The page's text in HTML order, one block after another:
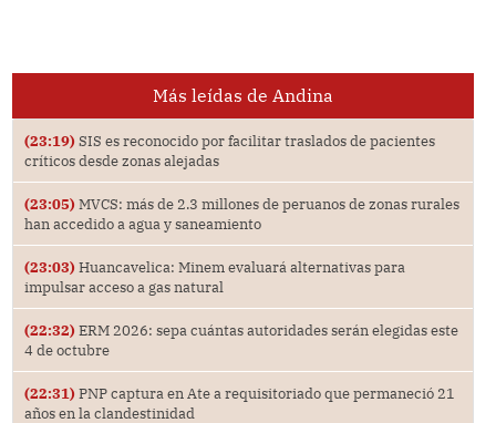
Más leídas de Andina
(23:19) SIS es reconocido por facilitar traslados de pacientes
críticos desde zonas alejadas
(23:05) MVCS: más de 2.3 millones de peruanos de zonas rurales
han accedido a agua y saneamiento
(23:03) Huancavelica: Minem evaluará alternativas para
impulsar acceso a gas natural
(22:32) ERM 2026: sepa cuántas autoridades serán elegidas este
4 de octubre
(22:31) PNP captura en Ate a requisitoriado que permaneció 21
años en la clandestinidad